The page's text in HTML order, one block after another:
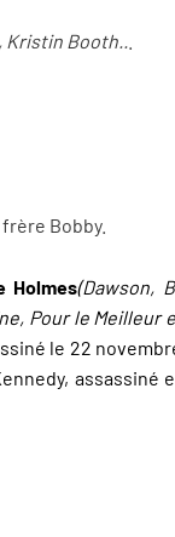
Kristin Booth..
Bobby.
Holmes(Dawson,
Pour le Meilleur
le 22
assassiné